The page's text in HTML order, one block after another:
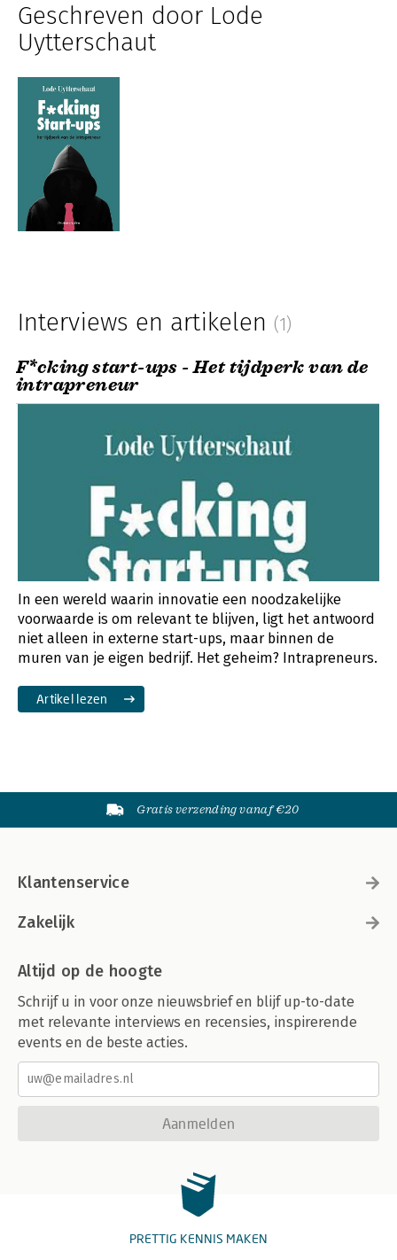
Geschreven door Lode
Uytterschaut
Interviews en artikelen (1)
F*cking start-ups - Het tijdperk van de
intrapreneur
In een wereld waarin innovatie een noodzakelijke
voorwaarde is om relevant te blijven, ligt het antwoord
niet alleen in externe start-ups, maar binnen de
muren van je eigen bedrijf. Het geheim? Intrapreneurs.
Artikel lezen
Gratis verzending vanaf €20
Klantenservice
Zakelijk
Altijd op de hoogte
Schrijf u in voor onze nieuwsbrief en blijf up-to-date
met relevante interviews en recensies, inspirerende
events en de beste acties.
Aanmelden
PRETTIG KENNIS MAKEN